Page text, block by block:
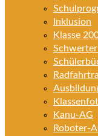
Inklusion
Klasse
Kanu-AG
Roboter-